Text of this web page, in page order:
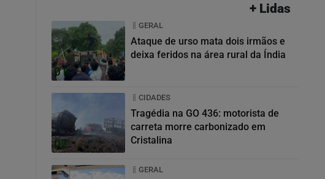
+ Lidas
01
GERAL
Ataque de urso mata dois irmãos e
deixa feridos na área rural da Índia
02
CIDADES
Tragédia na GO 436: motorista de
carreta morre carbonizado em
Cristalina
GERAL